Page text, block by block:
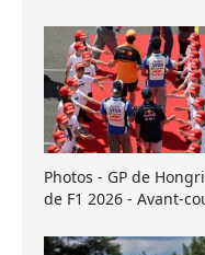
Photos - GP de
de F1 2026 - Avant-